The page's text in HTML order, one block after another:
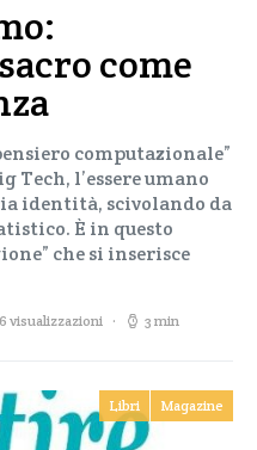
come
computazionale”
Tech, l’essere umano
identità, scivolando da
È in questo
che si inserisce
visualizzazioni 3 min
Libri Magazine